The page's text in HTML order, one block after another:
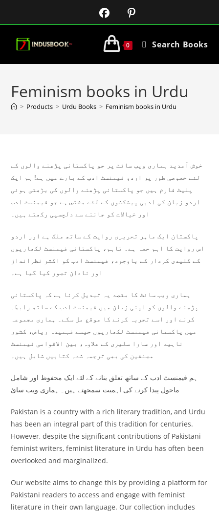
0 Search Books
Feminism books in Urdu
> Products > Urdu Books > Feminism books in Urdu
خوش آمدید ہماری ویب سائٹ پر جو پاکستانی پڑھنے والوں کے
لئے خصوصی طور پر اردو فیمنسٹ ادب کے بارے میں ہے! ہم ایک
پلیٹ فارم ہیں جو پاکستانی پڑھنے والوں کی بڑھتی ہوئی
اردو زبان کی ادبی پیشکشوں کے لئے مختص ہے جو فیمنسٹ ادب
اور خیالات کو جاننے سے دلچسپی رکھتے ہیں۔
پاکستان ایک ماہر تحریری روایت کے ساتھ ملک ہے اور اردو
اس روایت کا اہم حصہ ہے۔ تاہم، پاکستانی فیمنسٹ لکھاریوں
کے کلیدی کردار کے باوجود، فیمنسٹ ادب کو اکثر نظرانداز
اور نادان تصور کیا گیا ہے۔
ہماری ویب سائٹ کا مقصد یہ تبدیل کرنا ہے کہ پاکستانی
پڑھنے والوں کو اپنی زبان میں فیمنسٹ ادب کے ساتھ رابطہ
کرنے اور اسے تجربہ کرنے کا موقع مل سکے۔ ہماری مجموعہ
میں پاکستانی فیمنسٹ لکھاریوں جیسے فہمیدہ ریاض، کشور
ناہید اور سارا سلیری کے علاوہ، بین الاقوامی فیمنسٹ
مصنفین کی بھی ترجمہ شدہ کتابیں شامل ہیں۔
ہم فیمنسٹ ادب کے ساتھ تعلق بنانے کے لئے ایک محفوظ اور شامل
ماحول پیدا کرنے کی اہمیت سمجھتے ہیں۔ ہماری ویب سائ
Pakistan is a country with a rich literary tradition, and Urdu
has been an integral part of this tradition for centuries.
However, despite the significant contributions of Pakistani
feminist writers, feminist literature in Urdu has often been
overlooked and marginalized.
Our website aims to change this by providing a platform for
Pakistani readers to access and engage with feminist
literature in their own language. Our collection includes